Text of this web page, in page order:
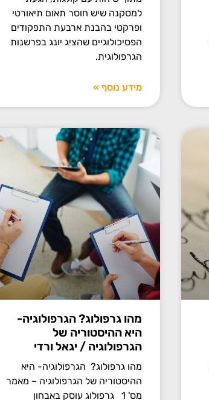
למסקנה שיש חוסר תאום תיאורטי
ופרקטי בהבנת ארבעת התפקודים
הפסיכולוגיים שהציג יונג בפרשנות
הגרפולוגית.
מידע נוסף »
מהו גרפולוג? הגרפולוגיה-
היא ההיסטוריה של
הגרפולוגיה / יגאל ורדי
מהו גרפולוג? הגרפולוגיה- היא
ההיסטוריה של הגרפולוגיה – מאמר
מס' 1 גרפולוג עוסק באבחון